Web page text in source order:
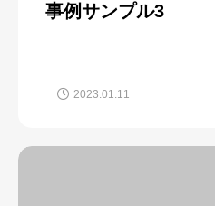
事例サンプル3
2023.01.11